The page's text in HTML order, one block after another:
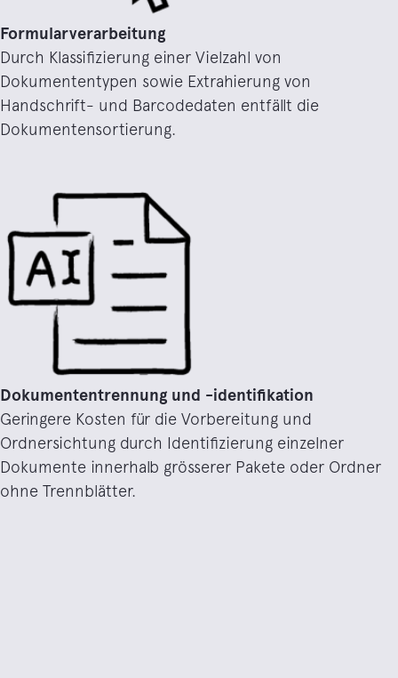
Formularverarbeitung
Durch Klassifizierung einer Vielzahl von
Dokumententypen sowie Extrahierung von
Handschrift- und Barcodedaten entfällt die
Dokumentensortierung.
Dokumententrennung und -identifikation
Geringere Kosten für die Vorbereitung und
Ordnersichtung durch Identifizierung einzelner
Dokumente innerhalb grösserer Pakete oder Ordner
ohne Trennblätter.